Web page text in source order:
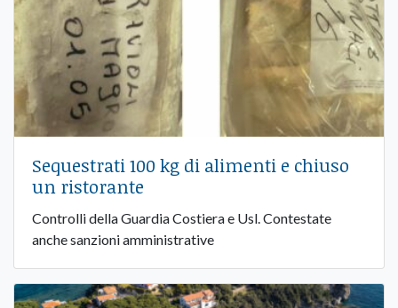
Sequestrati 100 kg di alimenti e chiuso
un ristorante
Controlli della Guardia Costiera e Usl. Contestate
anche sanzioni amministrative